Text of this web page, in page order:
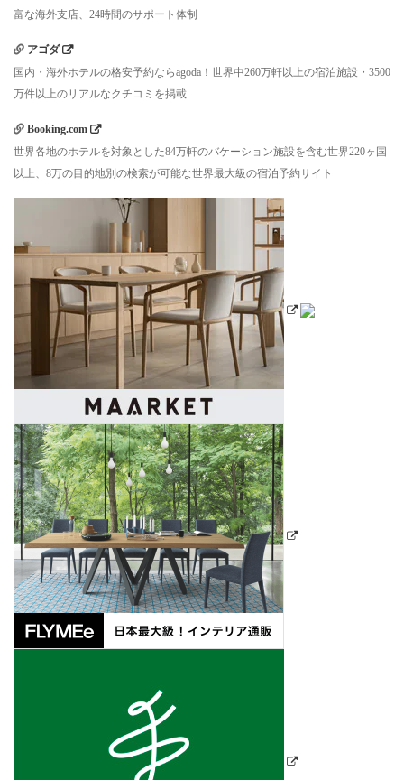
富な海外支店、24時間のサポート体制
アゴダ
国内・海外ホテルの格安予約ならagoda！世界中260万軒以上の宿泊施設・3500
万件以上のリアルなクチコミを掲載
Booking.com
世界各地のホテルを対象とした84万軒のバケーション施設を含む世界220ヶ国
以上、8万の目的地別の検索が可能な世界最大級の宿泊予約サイト